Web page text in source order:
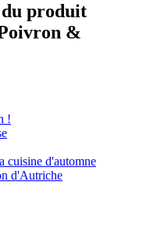
du produit
&
!
cuisine d'automne
d'Autriche